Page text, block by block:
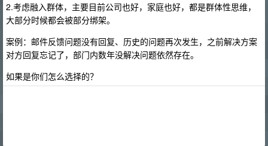
2.考虑融入群体，主要目前公司也好，家庭也好，都是群体性思维，
大部分时候都会被部分绑架。
案例：邮件反馈问题没有回复、历史的问题再次发生，之前解决方案
对方回复忘记了，部门内数年没解决问题依然存在。
如果是你们怎么选择的？